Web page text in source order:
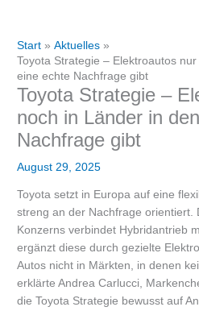
Start
Aktuelles
Toyota Strategie – Elektroautos
eine echte Nachfrage gibt
Toyota Strategie –
noch in Länder in
Nachfrage gibt
August 29, 2025
Toyota setzt in Europa auf eine
streng an der Nachfrage orientiert.
Konzerns verbindet Hybridantrieb
ergänzt diese durch gezielte
Autos nicht in Märkten, in denen
erklärte Andrea Carlucci,
die Toyota Strategie bewusst auf